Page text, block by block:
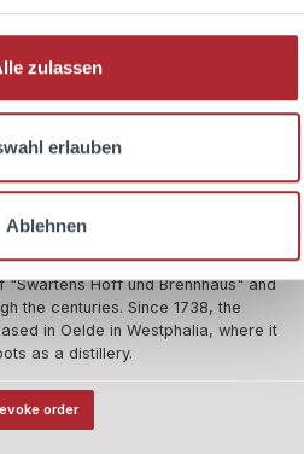
zulassen
erlauben
Ablehnen
Schlichte is one of the five oldest
in Germany. Our history begins in
"Swartens Hoff und Brennhaus" and
the centuries. Since 1738, the
in Oelde in Westphalia, where it
as a distillery.
order